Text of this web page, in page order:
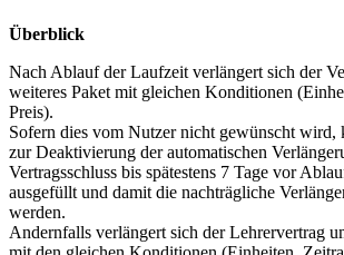
Überblick
Nach Ablauf der Laufzeit verlängert sich der
weiteres Paket mit gleichen Konditionen (
Preis).
Sofern dies vom Nutzer nicht gewünscht wird,
zur Deaktivierung der automatischen Verlä
Vertragsschluss bis spätestens 7 Tage vor
ausgefüllt und damit die nachträgliche Verlä
werden.
Andernfalls verlängert sich der Lehrervertrag